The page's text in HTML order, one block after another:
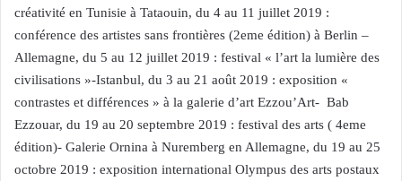
créativité en Tunisie à Tataouin, du 4 au 11 juillet 2019 :
conférence des artistes sans frontières (2eme édition) à Berlin –
Allemagne, du 5 au 12 juillet 2019 : festival « l’art la lumière des
civilisations »-Istanbul, du 3 au 21 août 2019 : exposition «
contrastes et différences » à la galerie d’art Ezzou’Art- Bab
Ezzouar, du 19 au 20 septembre 2019 : festival des arts ( 4eme
édition)- Galerie Ornina à Nuremberg en Allemagne, du 19 au 25
octobre 2019 : exposition international Olympus des arts postaux